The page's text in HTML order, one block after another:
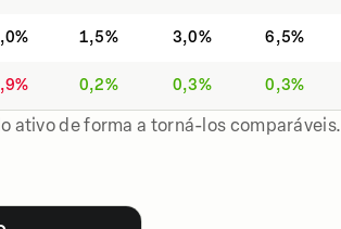
1,5% 3,0% 6,5%
0,2% 0,3% 0,3%
ativo de forma a torná-los comparáveis.